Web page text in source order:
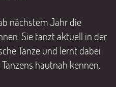
nächstem Jahr die
Sie tanzt aktuell in der
Tänze und lernt dabei
hautnah kennen.